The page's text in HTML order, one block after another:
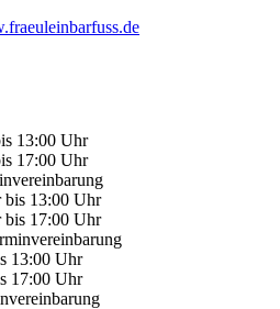
13:00 Uhr
17:00 Uhr
bis 13:00 Uhr
bis 17:00 Uhr
13:00 Uhr
17:00 Uhr